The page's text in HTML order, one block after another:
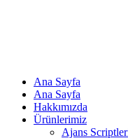
Ana Sayfa
Ana Sayfa
Hakkımızda
Ürünlerimiz
Ajans